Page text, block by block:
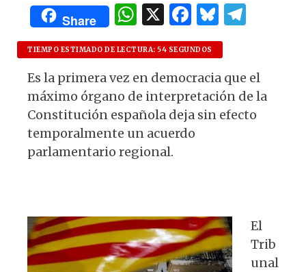
Share
W
h
at
s
A
p
p
X F
a
c
e
b
o
o
B
lu
es
k
y
g
ra
m
TIEMPO ESTIMADO DE LECTURA: 54 SEGUNDOS
Es la primera vez en democracia que el
máximo órgano de interpretación de la
Constitución española deja sin efecto
temporalmente un acuerdo
parlamentario regional.
El
Trib
unal